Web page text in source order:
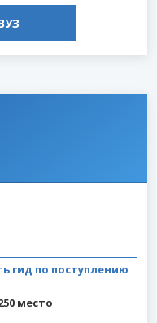
гид по поступлению
место